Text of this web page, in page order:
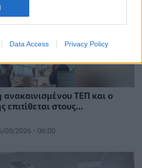
Data Access Privacy Policy
ΤΕΠ και ο
στους...
08/2026 - 06:00